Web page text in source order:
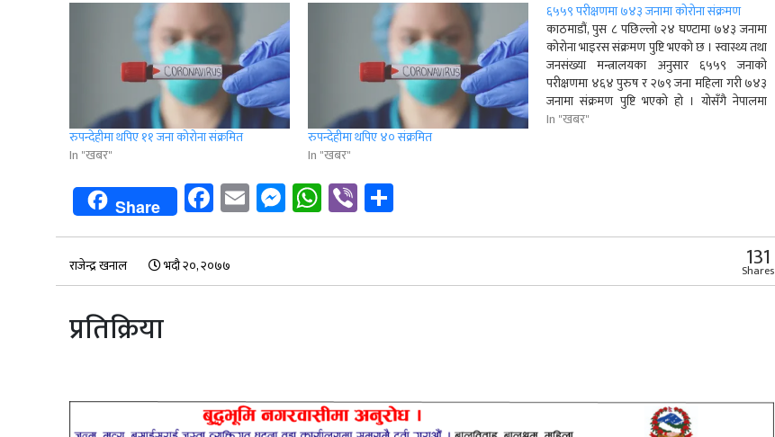
रुपन्देहीमा थपिए ११ जना कोरोना संक्रमित
In "खबर"
रुपन्देहीमा थपिए ४० संक्रमित
In "खबर"
६५५९ परीक्षणमा ७४३ जनामा कोरोना संक्रमण
काठमाडौं, पुस ८ पछिल्लो २४ घण्टामा ७४३ जनामा
कोरोना भाइरस संक्रमण पुष्टि भएको छ । स्वास्थ्य तथा
जनसंख्या मन्त्रालयका अनुसार ६५५९ जनाको
परीक्षणमा ४६४ पुरुष र २७९ जना महिला गरी ७४३
जनामा संक्रमण पुष्टि भएको हो । योसँगै नेपालमा
कोरोना भाइरस संक्रमितको संख्या २ लाख ५५ हजार
In "खबर"
Share Facebook
EmailMessenger
WhatsApp
Viber
राजेन्द्र खनाल भदौ २०, २०७७ 131
Shares
प्रतिक्रिया